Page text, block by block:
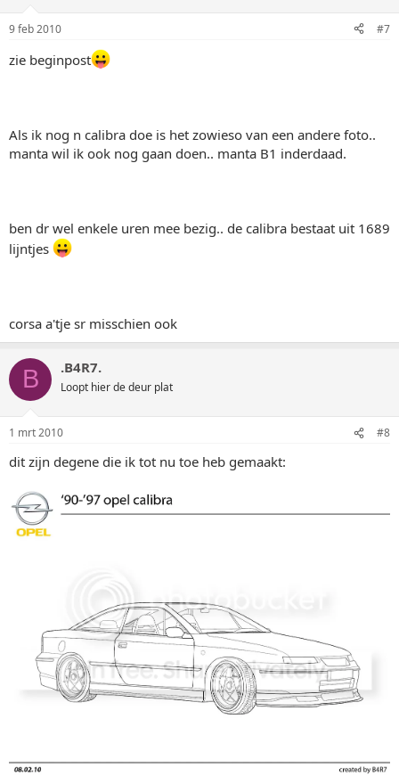
9 feb 2010 #7
zie beginpost
Als ik nog n calibra doe is het zowieso van een andere foto..
manta wil ik ook nog gaan doen.. manta B1 inderdaad.
ben dr wel enkele uren mee bezig.. de calibra bestaat uit 1689
lijntjes
corsa a'tje sr misschien ook
B .B4R7.
Loopt hier de deur plat
1 mrt 2010 #8
dit zijn degene die ik tot nu toe heb gemaakt: